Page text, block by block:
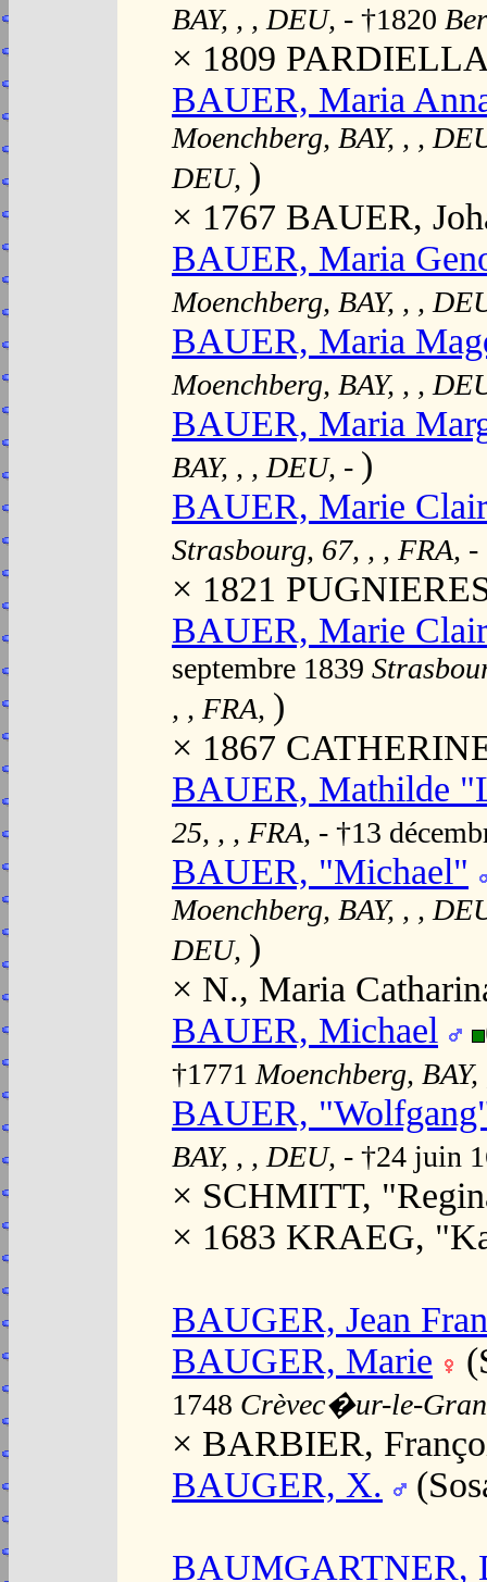
BAY, , , DEU, - †1820
× 1809
BAUER, Maria
Moenchberg, BAY, , ,
DEU, )
× 1767 BAUER,
BAUER, Maria
Moenchberg, BAY, , ,
BAUER, Maria
Moenchberg, BAY, , ,
BAUER, Maria
BAY, , , DEU, - )
BAUER, Marie
Strasbourg, 67, , , FRA, -
× 1821
BAUER, Marie
septembre 1839
, , FRA, )
× 1867
BAUER, Mathilde
25, , , FRA, - †13
BAUER, "Michael"
Moenchberg, BAY, , ,
DEU, )
× N., Maria
BAUER, Michael
†1771 Moenchberg,
BAUER,
BAY, , , DEU, - †24 juin
× SCHMITT,
× 1683 KRAEG,
BAUGER, Jean
BAUGER, Marie
1748 Crèvec�ur-le-
× BARBIER,
BAUGER, X.
BAUMGARTNER,